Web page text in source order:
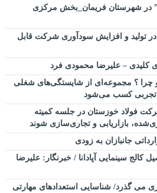
در شهرستان فریمان_بخش مرکزی
تولید و افزایش سودآوری شرکت قابل
کلیدی – علیرضا محمودی فرد
؟ مجموعه‌ای از شایستگی‌های شغلی
تجربی کسب می‌شود
فولاد خوزستان در جلسه کمیته
بازاریابی و تجاری‌سازی شوند
جانبازان به زودی
سینمایی آپادانا / خبرنگار: علیرضا
می گذرد/ شناسایی استعدادهای مهارتی